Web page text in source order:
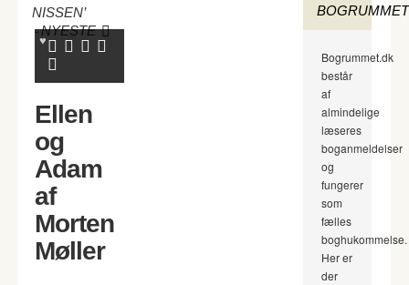
NISSEN’
-NYESTE
Ellen
og
Adam
af
Morten
Møller
BOGRUMMET
Bogrummet.dk
består
af
almindelige
læseres
boganmeldelser
og
fungerer
som
fælles
boghukommelse.
Her er
der